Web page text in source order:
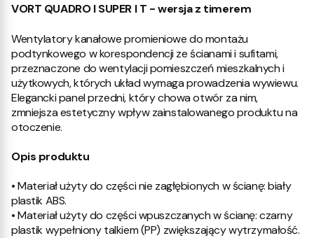
VORT QUADRO I SUPER I T - wersja z timerem
Wentylatory kanałowe promieniowe do montażu
podtynkowego w korespondencji ze ścianami i sufitami,
przeznaczone do wentylacji pomieszczeń mieszkalnych i
użytkowych, których układ wymaga prowadzenia wywiewu.
Elegancki panel przedni, który chowa otwór za nim,
zmniejsza estetyczny wpływ zainstalowanego produktu na
otoczenie.
Opis produktu
• Materiał użyty do części nie zagłębionych w ścianę: biały
plastik ABS.
• Materiał użyty do części wpuszczanych w ścianę: czarny
plastik wypełniony talkiem (PP) zwiększający wytrzymałość.